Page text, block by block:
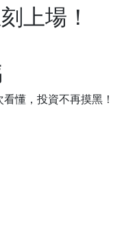
上場！
懂，投資不再摸黑！